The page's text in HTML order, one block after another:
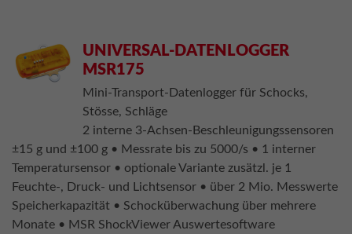
UNIVERSAL-DATENLOGGER
MSR175
Mini-Transport-Datenlogger für Schocks,
Stösse, Schläge
2 interne 3-Achsen-Beschleunigungssensoren
±15 g und ±100 g • Messrate bis zu 5000/s • 1 interner
Temperatursensor • optionale Variante zusätzl. je 1
Feuchte-, Druck- und Lichtsensor • über 2 Mio. Messwerte
Speicherkapazität • Schocküberwachung über mehrere
Monate • MSR ShockViewer Auswertesoftware